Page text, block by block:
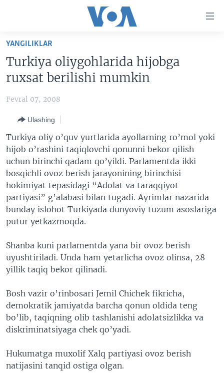
Boshiga
qayting
Qidiruvga
o'ting
VATANDOSHLAR
MULTIMEDIA
AMERIKA MANZARALARI
XALQARO HAYOT
VASHINGTON CHOYXONASI
MOBIL-SALOM!
XABARLAR SURATLARDA
IJTIMOIY TARMOQLAR
FACEBOOK
YOUTUBE
INSTAGRAM
TELEGRAM
TWITTER
INGLIZ TILI DARSLARI
EDITORIAL
Learning English
YANGILIKLAR
Turkiya oliygohlarida hijobga
ruxsat berilishi mumkin
Fevral 07, 2008
Ulashing
Turkiya oliy o’quv yurtlarida ayollarning ro’mol yoki
hijob o’rashini taqiqlovchi qonunni bekor qilish
uchun birinchi qadam qo’yildi. Parlamentda ikki
bosqichli ovoz berish jarayonining birinchisi
hokimiyat tepasidagi “Adolat va taraqqiyot
partiyasi” g’alabasi bilan tugadi. Ayrimlar nazarida
bunday islohot Turkiyada dunyoviy tuzum asoslariga
putur yetkazmoqda.
Shanba kuni parlamentda yana bir ovoz berish
uyushtiriladi. Unda ham yetarlicha ovoz olinsa, 28
yillik taqiq bekor qilinadi.
Bosh vazir o’rinbosari Jemil Chichek fikricha,
demokratik jamiyatda barcha qonun oldida teng
bo’lib, taqiqning olib tashlanishi adolatsizlikka va
diskriminatsiyaga chek qo’yadi.
Hukumatga muxolif Xalq partiyasi ovoz berish
natijasini tanqid ostiga olgan.